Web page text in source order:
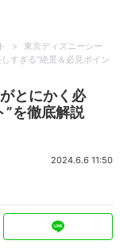
>
東京ディズニーシー
すぎる“絶景＆必見ポイン
とにかく必
”を徹底解説
2024.6.6 11:50